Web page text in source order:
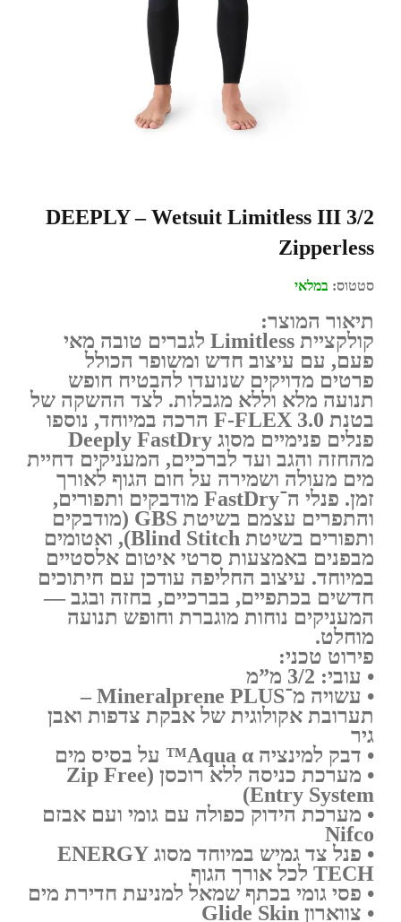
DEEPLY – Wetsuit Limitless III 3/2
Zipperless
סטטוס: במלאי
תיאור המוצר:
קולקציית Limitless לגברים טובה מאי
פעם, עם עיצוב חדש ומשופר הכולל
פרטים מדויקים שנועדו להבטיח חופש
תנועה מלא וללא מגבלות. לצד ההשקה של
בטנת F-FLEX 3.0 הרכה במיוחד, נוספו
פנלים פנימיים מסוג Deeply FastDry
מהחזה והגב ועד לברכיים, המעניקים דחיית
מים מעולה ושמירה על חום הגוף לאורך
זמן. פנלי ה־FastDry מודבקים ותפורים,
והתפרים עצמם בשיטת GBS (מודבקים
ותפורים בשיטת Blind Stitch), ואטומים
מבפנים באמצעות סרטי איטום אלסטיים
במיוחד. עיצוב החליפה עודכן עם חיתוכים
חדשים בכתפיים, בברכיים, בחזה ובגב —
המעניקים נוחות מוגברת וחופש תנועה
מוחלט.
פירוט טכני:
• עובי: 3/2 מ”מ
• עשויה מ־Mineralprene PLUS
–
תערובת אקולוגית של אבקת צדפות ואבן
גיר
• דבק למינציה Aqua α™
על בסיס מים
• מערכת כניסה ללא רוכסן (Zip Free
Entry System
)
• מערכת הידוק כפולה עם גומי ועם אבזם
Nifco
• פנל צד גמיש במיוחד מסוג ENERGY
TECH לכל אורך הגוף
• פסי גומי בכתף שמאל למניעת חדירת מים
• צווארון Glide Skin